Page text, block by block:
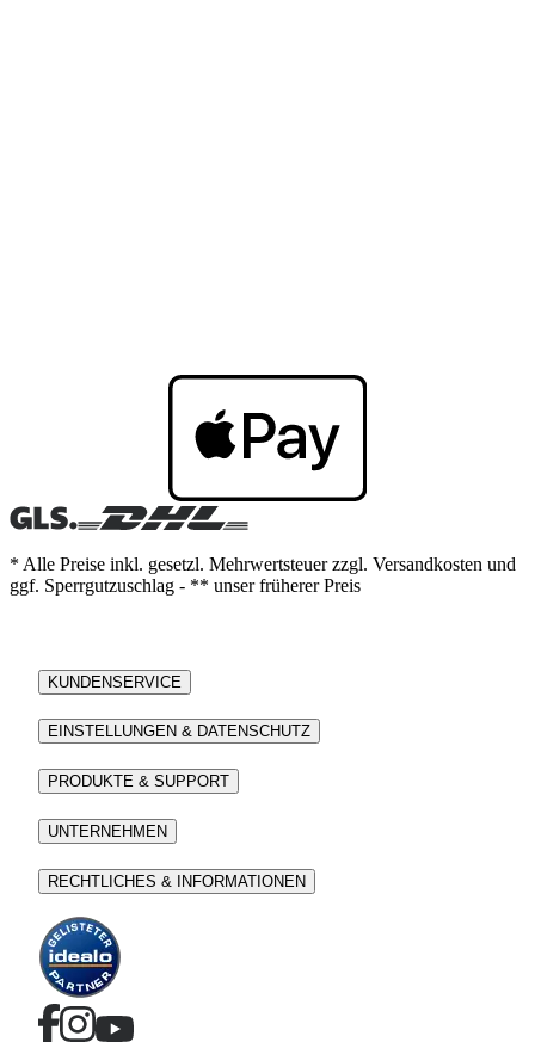
* Alle Preise inkl. gesetzl. Mehrwertsteuer zzgl. Versandkosten und
ggf. Sperrgutzuschlag - ** unser früherer Preis
KUNDENSERVICE
EINSTELLUNGEN & DATENSCHUTZ
PRODUKTE & SUPPORT
UNTERNEHMEN
RECHTLICHES & INFORMATIONEN